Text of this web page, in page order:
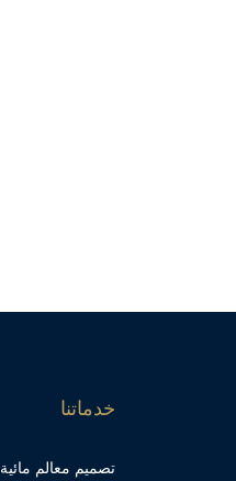
خدماتنا
تصميم معالم مائية